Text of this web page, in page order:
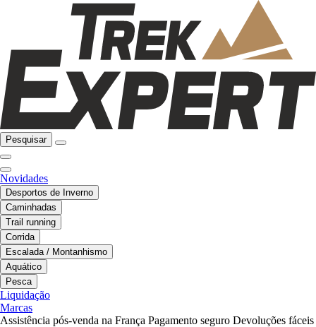
Pesquisar
Novidades
Desportos de Inverno
Caminhadas
Trail running
Corrida
Escalada / Montanhismo
Aquático
Pesca
Liquidação
Marcas
Assistência pós-venda na França Pagamento seguro Devoluções fáceis